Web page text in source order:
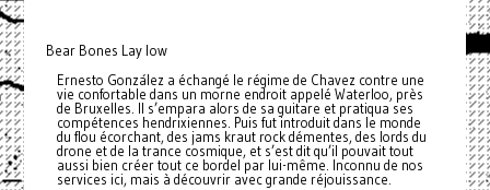
Bear Bones Lay low
Ernesto González a échangé le régime de Chavez contre une
vie confortable dans un morne endroit appelé Waterloo, près
de Bruxelles. Il s’empara alors de sa guitare et pratiqua ses
compétences hendrixiennes. Puis fut introduit dans le monde
du flou écorchant, des jams kraut rock démentes, des lords du
drone et de la trance cosmique, et s’est dit qu’il pouvait tout
aussi bien créer tout ce bordel par lui-même. Inconnu de nos
services ici, mais à découvrir avec grande réjouissance.